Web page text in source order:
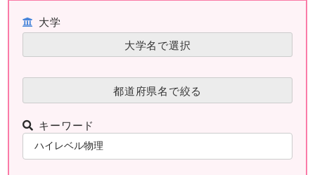
大学
大学名で選択
都道府県名で絞る
キーワード